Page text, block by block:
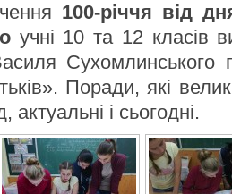
100-річчя від
учні 10 та 12 класів
Сухомлинського
Поради, які
актуальні і сьогодні.